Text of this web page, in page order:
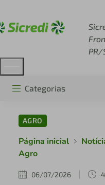
PR/
Categorias
AGRO
Página inicial
Agro
06/07/2026